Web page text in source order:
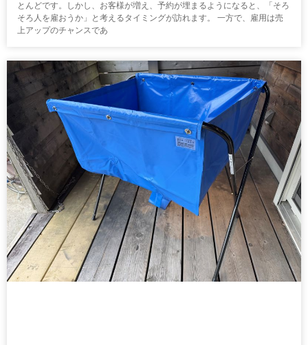
とんどです。しかし、お客様が増え、予約が埋まるようになると、「そろ
そろ人を雇おうか」と考えるタイミングが訪れます。 一方で、雇用は売
上アップのチャンスであ